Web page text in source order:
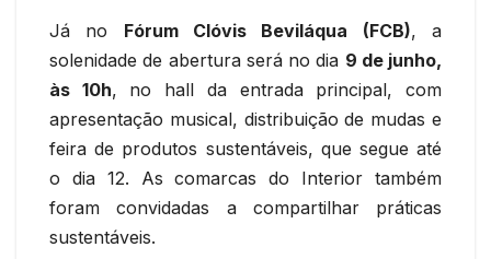
Já no Fórum Clóvis Beviláqua (FCB), a
solenidade de abertura será no dia 9 de junho,
às 10h, no hall da entrada principal, com
apresentação musical, distribuição de mudas e
feira de produtos sustentáveis, que segue até
o dia 12. As comarcas do Interior também
foram convidadas a compartilhar práticas
sustentáveis.